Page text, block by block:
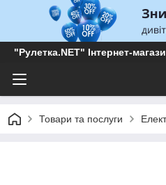
"Рулетка.NET" Інтернет-
Товари та послуги